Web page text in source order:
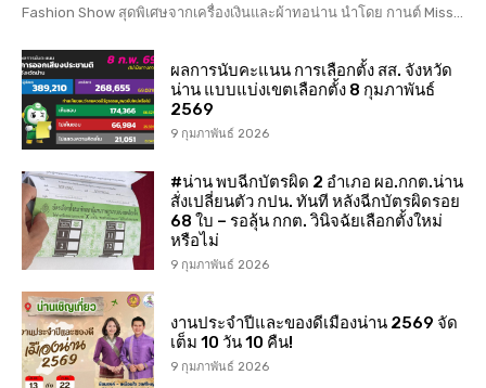
Fashion Show สุดพิเศษจากเครื่องเงินและผ้าทอน่าน นำโดย กานต์ Miss...
ผลการนับคะแนน การเลือกตั้ง สส. จังหวัด
น่าน แบบแบ่งเขตเลือกตั้ง 8 กุมภาพันธ์
2569
9 กุมภาพันธ์ 2026
#น่าน พบฉีกบัตรผิด 2 อำเภอ ผอ.กกต.น่าน
สั่งเปลี่ยนตัว กปน. ทันที หลังฉีกบัตรผิดรอย
68 ใบ – รอลุ้น กกต. วินิจฉัยเลือกตั้งใหม่
หรือไม่
9 กุมภาพันธ์ 2026
งานประจำปีและของดีเมืองน่าน 2569 จัด
เต็ม 10 วัน 10 คืน!
9 กุมภาพันธ์ 2026